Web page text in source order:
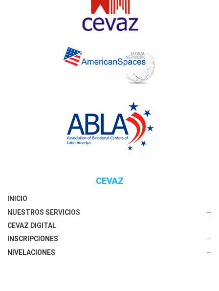
CEVAZ
INICIO
NUESTROS SERVICIOS
CEVAZ DIGITAL
INSCRIPCIONES
NIVELACIONES